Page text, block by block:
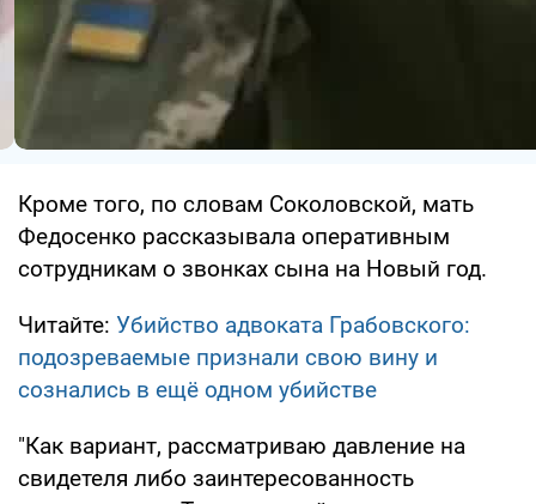
Кроме того, по словам Соколовской, мать
Федосенко рассказывала оперативным
сотрудникам о звонках сына на Новый год.
Читайте: Убийство адвоката Грабовского:
подозреваемые признали свою вину и
сознались в ещё одном убийстве
"Как вариант, рассматриваю давление на
свидетеля либо заинтересованность